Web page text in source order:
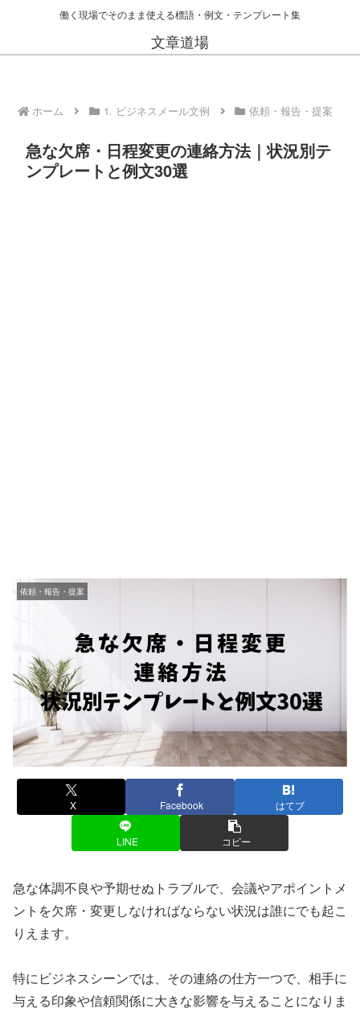
働く現場でそのまま使える標語・例文・テンプレート集
文章道場
ホーム 1. ビジネスメール文例 依頼・報告・提案
急な欠席・日程変更の連絡方法｜状況別テ
ンプレートと例文30選
依頼・報告・提案
X Facebook はてブ
LINE コピー
急な体調不良や予期せぬトラブルで、会議やアポイントメ
ントを欠席・変更しなければならない状況は誰にでも起こ
りえます。
特にビジネスシーンでは、その連絡の仕方一つで、相手に
与える印象や信頼関係に大きな影響を与えることになりま